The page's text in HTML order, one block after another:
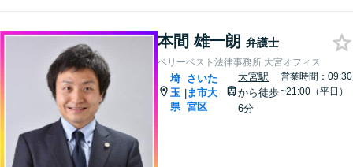
本間 雄一朗 弁護士
ベリーベスト法律事務所 大宮オフィス
埼
玉
県
|
さいた
ま市大
宮区
大宮駅
から徒歩
6分
営業時間：09:30
~21:00（平日）